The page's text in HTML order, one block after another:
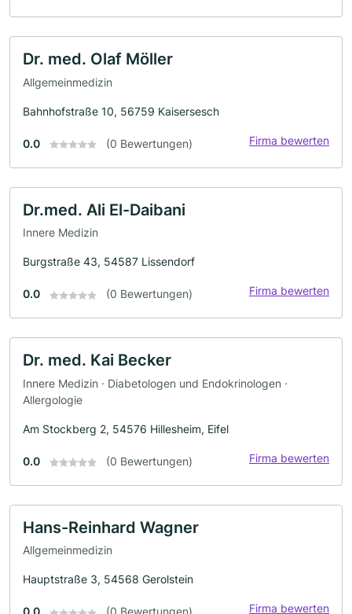
Dr. med. Olaf Möller
Allgemeinmedizin
Bahnhofstraße 10, 56759 Kaisersesch
0.0 (0 Bewertungen) Firma bewerten
Dr.med. Ali El-Daibani
Innere Medizin
Burgstraße 43, 54587 Lissendorf
0.0 (0 Bewertungen) Firma bewerten
Dr. med. Kai Becker
Innere Medizin · Diabetologen und Endokrinologen ·
Allergologie
Am Stockberg 2, 54576 Hillesheim, Eifel
0.0 (0 Bewertungen) Firma bewerten
Hans-Reinhard Wagner
Allgemeinmedizin
Hauptstraße 3, 54568 Gerolstein
Firma bewerten